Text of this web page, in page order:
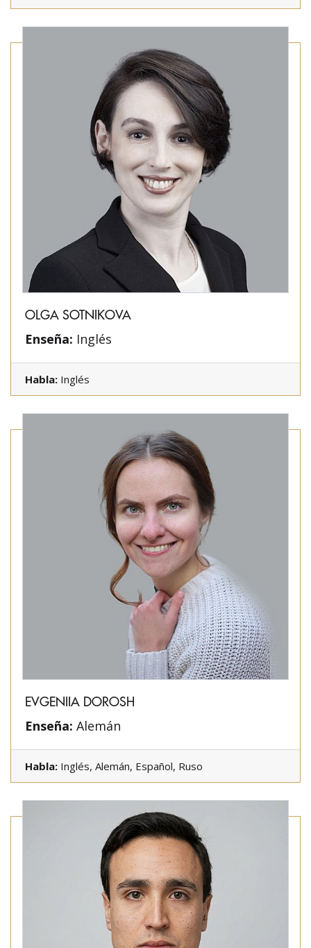
OLGA SOTNIKOVA
Enseña: Inglés
Habla: Inglés
EVGENIIA DOROSH
Enseña: Alemán
Habla: Inglés, Alemán, Español, Ruso